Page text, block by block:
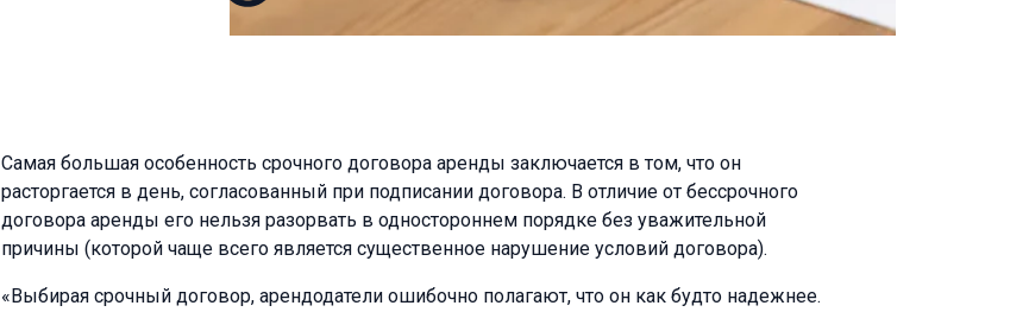
Самая большая особенность срочного договора аренды заключается в том, что он
расторгается в день, согласованный при подписании договора. В отличие от бессрочного
договора аренды его нельзя разорвать в одностороннем порядке без уважительной
причины (которой чаще всего является существенное нарушение условий договора).
«Выбирая срочный договор, арендодатели ошибочно полагают, что он как будто надежнее.